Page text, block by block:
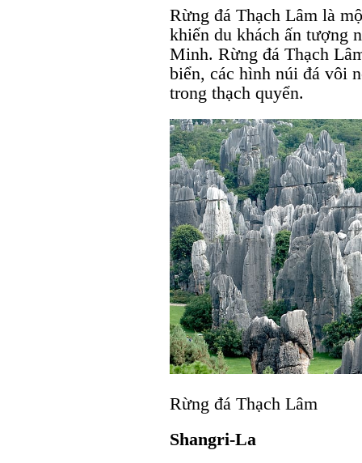
Rừng đá Thạch Lâm là
khiến du khách ấn tượng
Minh. Rừng đá Thạch
biển, các hình núi đá vôi
trong thạch quyển.
Rừng đá Thạch Lâm
Shangri-La